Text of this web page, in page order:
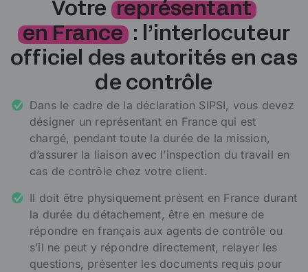
Votre
représentant
en France : l’interlocuteur
officiel des autorités en cas
de contrôle
Dans le cadre de la déclaration SIPSI, vous devez
désigner un représentant en France qui est
chargé, pendant toute la durée de la mission,
d’assurer la liaison avec l’inspection du travail en
cas de contrôle chez votre client.
Il doit être physiquement présent en France durant
la durée du détachement, être en mesure de
répondre en français aux agents de contrôle ou
s’il ne peut y répondre directement, relayer les
questions, présenter les documents requis pour